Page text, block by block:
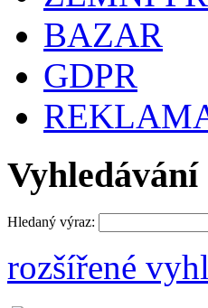
BAZAR
GDPR
Vyhledávání
Hledaný výraz:
rozšířené